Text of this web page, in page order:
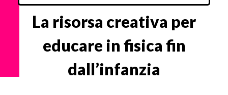
La risorsa creativa per
educare in fisica fin
dall’infanzia